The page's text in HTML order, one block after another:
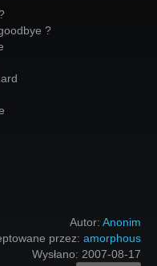
?
Autor: Anonim
przez: amorphous
Wysłano: 2007-08-17